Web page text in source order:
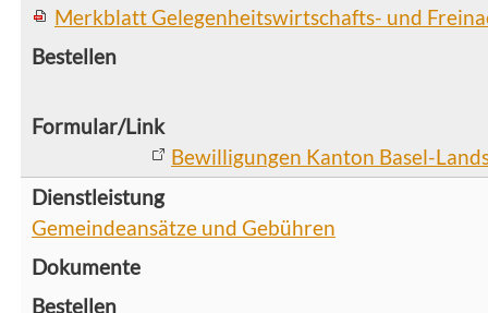
Merkblatt Gelegenheitswirtschafts- und
Bewilligungen Kanton Basel-
Gemeindeansätze und Gebühren